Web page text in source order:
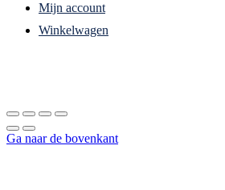
Mijn account
Winkelwagen
Ga naar de bovenkant